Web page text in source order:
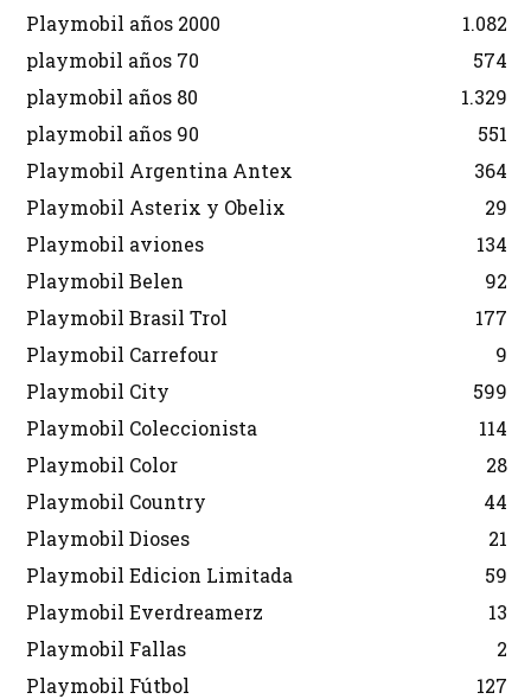
Playmobil años 2000
1.082
playmobil años 70
574
playmobil años 80
1.329
playmobil años 90
551
Playmobil Argentina Antex
364
Playmobil Asterix y Obelix
29
Playmobil aviones
134
Playmobil Belen
92
Playmobil Brasil Trol
177
Playmobil Carrefour
9
Playmobil City
599
Playmobil Coleccionista
114
Playmobil Color
28
Playmobil Country
44
Playmobil Dioses
21
Playmobil Edicion Limitada
59
Playmobil Everdreamerz
13
Playmobil Fallas
2
Playmobil Fútbol
127